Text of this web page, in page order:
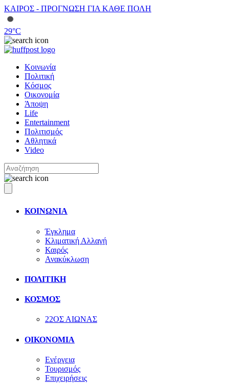
ΚΑΙΡΟΣ - ΠΡΟΓΝΩΣΗ ΓΙΑ ΚΑΘΕ ΠΟΛΗ
29°C
Κοινωνία
Πολιτική
Κόσμος
Οικονομία
Άποψη
Life
Entertainment
Πολιτισμός
Αθλητικά
Video
ΚΟΙΝΩΝΙΑ
Έγκλημα
Κλιματική Αλλαγή
Καιρός
Ανακύκλωση
ΠΟΛΙΤΙΚΗ
ΚΟΣΜΟΣ
22ΟΣ ΑΙΩΝΑΣ
ΟΙΚΟΝΟΜΙΑ
Ενέργεια
Τουρισμός
Επιχειρήσεις